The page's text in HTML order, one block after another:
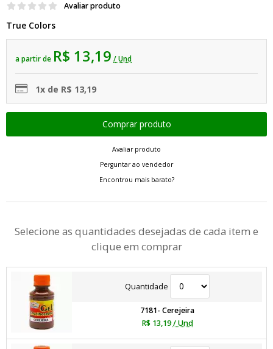
Avaliar produto
True Colors
a partir de R$ 13,19 / Und
1x de R$ 13,19
Avaliar produto
Perguntar ao vendedor
Encontrou mais barato?
Selecione as quantidades desejadas de cada item e
clique em comprar
Quantidade
7181- Cerejeira
R$ 13,19 / Und